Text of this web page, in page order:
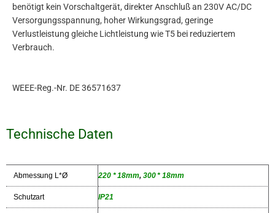
benötigt kein Vorschaltgerät, direkter Anschluß an 230V AC/DC
Versorgungsspannung, hoher Wirkungsgrad, geringe
Verlustleistung gleiche Lichtleistung wie T5 bei reduziertem
Verbrauch.
WEEE-Reg.-Nr. DE 36571637
Technische Daten
Abmessung L*Ø 220 * 18mm, 300 * 18mm
Schutzart IP21